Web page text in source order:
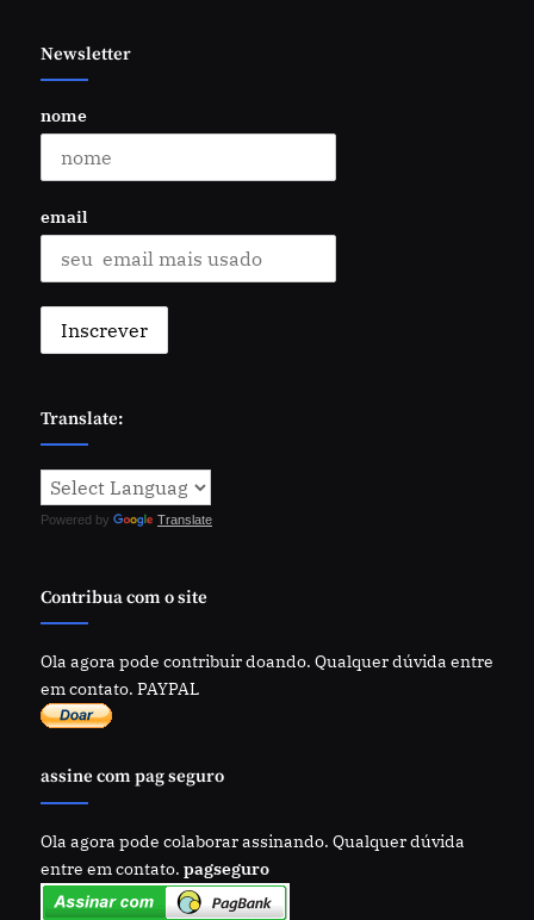
Newsletter
nome
email
Translate:
Powered by Translate
Contribua com o site
Ola agora pode contribuir doando. Qualquer dúvida entre
em contato. PAYPAL
assine com pag seguro
Ola agora pode colaborar assinando. Qualquer dúvida
entre em contato. pagseguro